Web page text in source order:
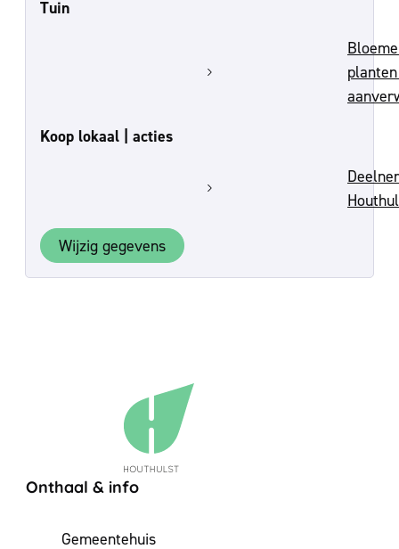
Tuin
Koop lokaal | acties
Wijzig gegevens
Contact & openingsuren
Onthaal & info
AdresGemeentehuis